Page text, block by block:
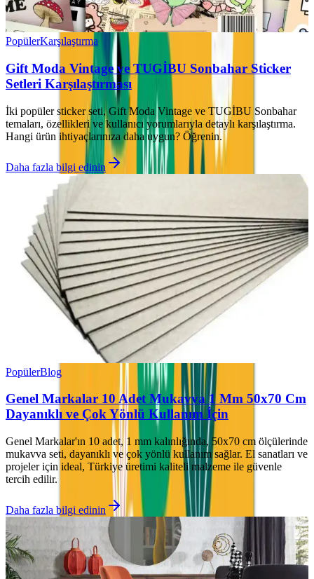
PopülerKarşılaştırma
Gift Moda Vintage ve TUGİBU Sonbahar Sticker
Setleri Karşılaştırması
İki popüler sticker seti, Gift Moda Vintage ve TUGİBU Sonbahar
temaları, özellikleri ve kullanıcı yorumlarıyla detaylı karşılaştırma.
Hangi ürün ihtiyaçlarınıza daha uygun? Öğrenin.
Daha fazla bilgi edinin
PopülerBlog
Genel Markalar 10 Adet Mukavva 1 Mm 50x70 Cm
Dayanıklı ve Çok Yönlü Kullanım İçin
Genel Markalar'ın 10 adet, 1 mm kalınlığında, 50x70 cm ölçülerinde
mukavva seti, dayanıklı ve çok yönlü kullanım sağlar. El sanatları ve
projeler için ideal, Türkiye üretimi kaliteli malzeme ile güvenle
tercih edilir.
Daha fazla bilgi edinin